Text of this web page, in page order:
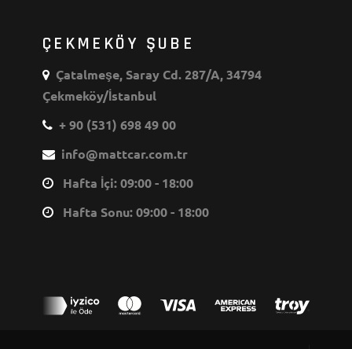
ÇEKMEKÖY ŞUBE
Çatalmeşe, Saray Cd. 287/A, 34794
Çekmeköy/İstanbul
+ 90 (531) 698 49 00
info@mattcar.com.tr
Hafta İçi: 09:00 - 18:00
Hafta Sonu: 09:00 - 18:00